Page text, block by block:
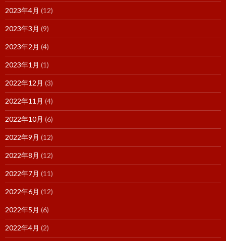
2023年4月 (12)
2023年3月 (9)
2023年2月 (4)
2023年1月 (1)
2022年12月 (3)
2022年11月 (4)
2022年10月 (6)
2022年9月 (12)
2022年8月 (12)
2022年7月 (11)
2022年6月 (12)
2022年5月 (6)
2022年4月 (2)